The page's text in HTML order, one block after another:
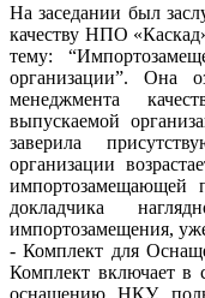
На заседании был
качеству НПО
тему:
организации”. Она
менеджмента
выпускаемой
заверила
организации
импортозамещающей
докладчика
импортозамещения,
- Комплект для
Комплект включает в
оснащению НКУ,